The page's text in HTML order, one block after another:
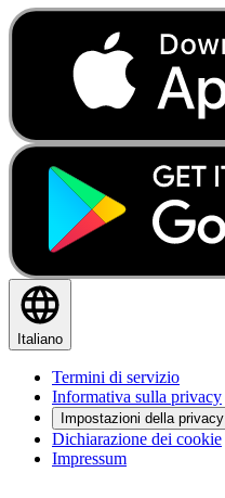
Italiano
Termini di servizio
Informativa sulla privacy
Impostazioni della privacy
Dichiarazione dei cookie
Impressum